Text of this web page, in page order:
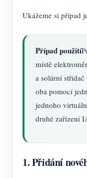
Ukážeme si případ
Případ použití
místě
a solární
oba pomocí
jednoho
druhé zařízení
1. Přidání